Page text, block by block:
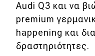
eDRIVE
DRIVE USED
Audi Q3 και να
premium
happening και
δραστηριότητες.